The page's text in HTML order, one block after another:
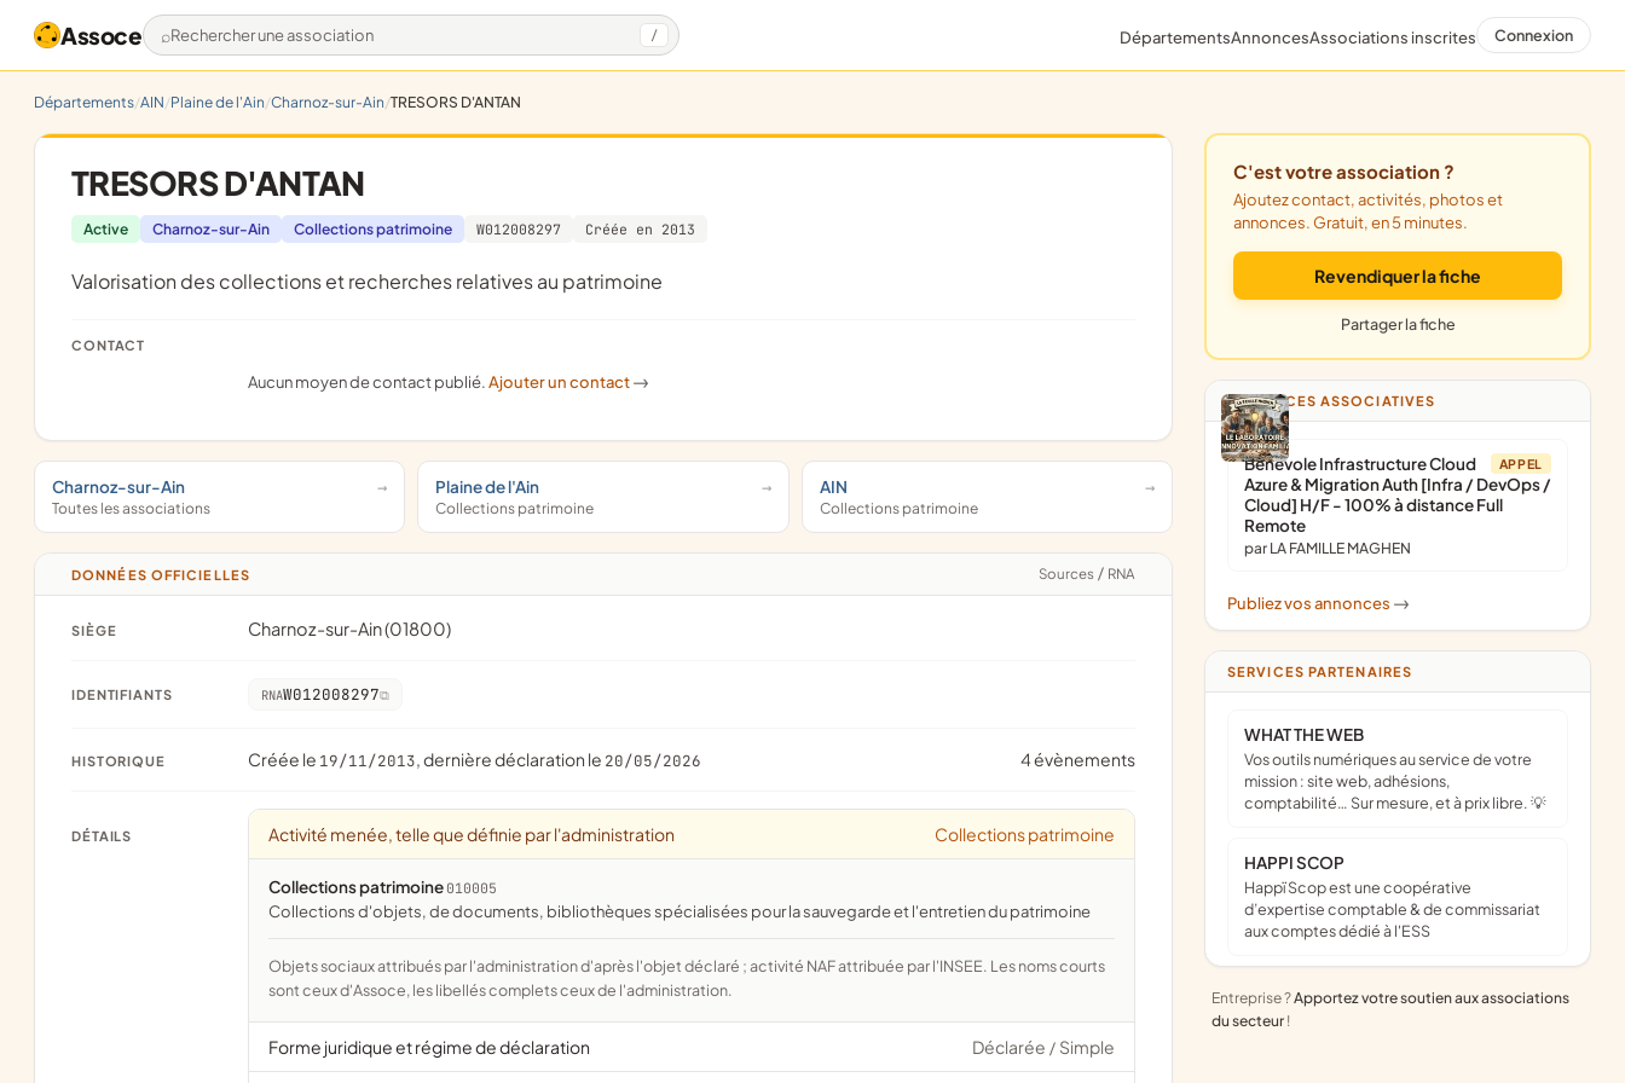
Assoce Rechercher une association / DépartementsAnnoncesAssociations inscrites Connexion
Départements AIN Plaine de l'Ain Charnoz-sur-Ain TRESORS D'ANTAN
TRESORS D'ANTAN
Active Charnoz-sur-Ain Collections patrimoine W012008297 Créée en 2013
valorisation des collections et recherches relatives au patrimoine
CONTACT
Aucun moyen de contact publié.Ajouter un contact ->
Charnoz-sur-Ain
Toutes les associations
Plaine de l'Ain
Collections patrimoine
AIN
Collections patrimoine
DONNÉES OFFICIELLES Sources / RNA
SIÈGE Charnoz-sur-Ain (01800)
IDENTIFIANTS RNAW012008297
HISTORIQUE Créée le 19/11/2013, dernière déclaration le 20/05/2026 4 évènements
DÉTAILS Activité menée, telle que définie par l'administration Collections patrimoine
Collections patrimoine 010005
collections d'objets, de documents, bibliothèques spécialisées pour la sauvegarde et l'entretien du patrimoine
Objets sociaux attribués par l'administration d'après l'objet déclaré ; activité NAF attribuée par l'INSEE. Les noms courts
sont ceux d'Assoce, les libellés complets ceux de l'administration.
Forme juridique et régime de déclaration Déclarée / Simple
C'est votre association ?
Ajoutez contact, activités, photos et
annonces. Gratuit, en 5 minutes.
Revendiquer la fiche
Partager la fiche
ANNONCES ASSOCIATIVES
APPEL
Bénévole Infrastructure Cloud
Azure & Migration Auth [Infra / DevOps /
Cloud] H/F - 100% à distance Full
Remote
par LA FAMILLE MAGHEN
Publiez vos annonces ->
SERVICES PARTENAIRES
WHAT THE WEB
Vos outils numériques au service de votre
mission : site web, adhésions,
comptabilité… Sur mesure, et à prix libre. 💡
HAPPI SCOP
Happï Scop est une coopérative
d’expertise comptable & de commissariat
aux comptes dédié à l'ESS
Entreprise ?Apportez votre soutien aux associations
du secteur !